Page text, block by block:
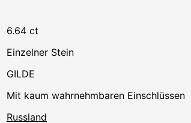
6.64 ct
einzelner Stein
GILDE
mit kaum wahrnehmbaren Einschlüssen
Russland